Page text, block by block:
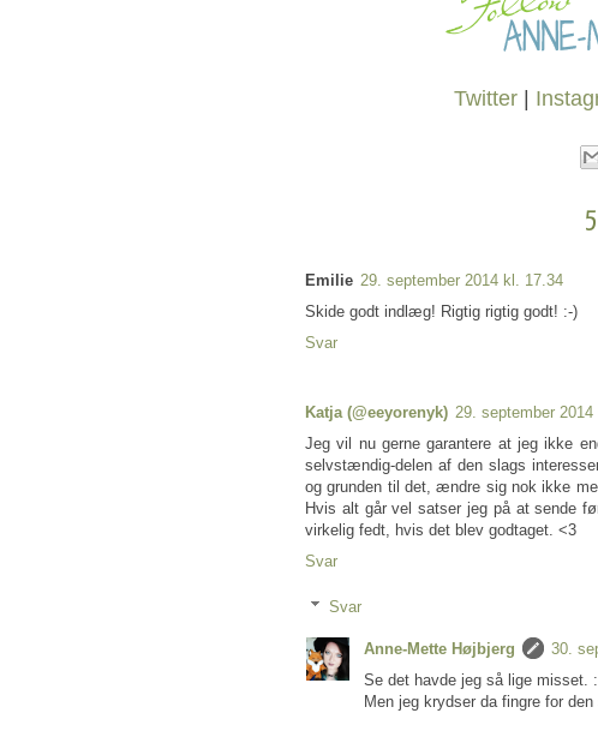
Twitter |
Emilie 29. september 2014 kl. 17.34
Skide godt indlæg! Rigtig rigtig godt! :-)
Svar
Katja (@eeyorenyk) 29. september
Jeg vil nu gerne garantere at jeg ikke
selvstændig-delen af den slags
og grunden til det, ændre sig nok ikke
Hvis alt går vel satser jeg på at sende
virkelig fedt, hvis det blev godtaget. <3
Svar
Svar
Anne-Mette Højbjerg
30.
Se det havde jeg så lige misset.
Men jeg krydser da fingre for